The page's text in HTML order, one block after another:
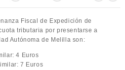
Fiscal de Expedición de
tributaria por presentarse a
Autónoma de Melilla son:
4 Euros
7 Euros